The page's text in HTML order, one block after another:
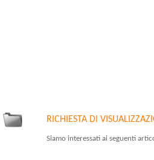
RICHIESTA DI
Siamo interessati ai seguenti